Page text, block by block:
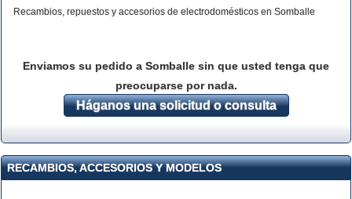
Recambios, repuestos y accesorios de electrodomésticos en Somballe
Enviamos su pedido a Somballe sin que usted tenga que
preocuparse por nada.
Háganos una solicitud o consulta
RECAMBIOS, ACCESORIOS Y MODELOS